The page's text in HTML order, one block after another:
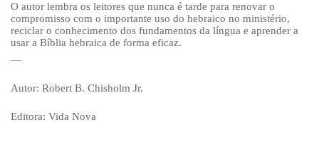
O autor lembra os leitores que nunca é tarde para renovar o
compromisso com o importante uso do hebraico no ministério,
reciclar o conhecimento dos fundamentos da língua e aprender a
usar a Bíblia hebraica de forma eficaz.
—
Autor: Robert B. Chisholm Jr.
Editora: Vida Nova